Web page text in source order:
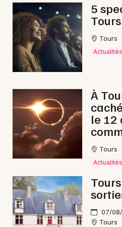
Expos
Sorties & loisirs
Opéra en Indre-et-Loire
Opéra dans le Centre-Val
Artistes en tournée
Actus à Chinon
5
Tours
Actualités
À
le 12
Tours
Actualités
07/
Tours